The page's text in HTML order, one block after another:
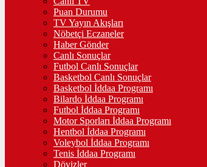
Puan Durumu
TV Yayın Akışları
Nöbetçi Eczaneler
Haber Gönder
Canlı Sonuçlar
Futbol Canlı Sonuçlar
Basketbol Canlı Sonuçlar
Basketbol İddaa Programı
Bilardo İddaa Programı
Futbol İddaa Programı
Motor Sporları İddaa Programı
Hentbol İddaa Programı
Voleybol İddaa Programı
Tenis İddaa Programı
Dövizler